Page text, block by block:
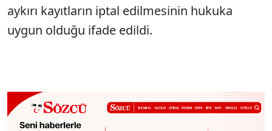
aykırı kayıtların iptal edilmesinin hukuka
uygun olduğu ifade edildi.